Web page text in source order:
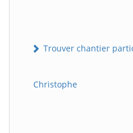
Trouver chantier
Christophe